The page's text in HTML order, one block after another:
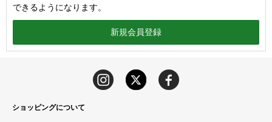
できるようになります。
ショッピングについて